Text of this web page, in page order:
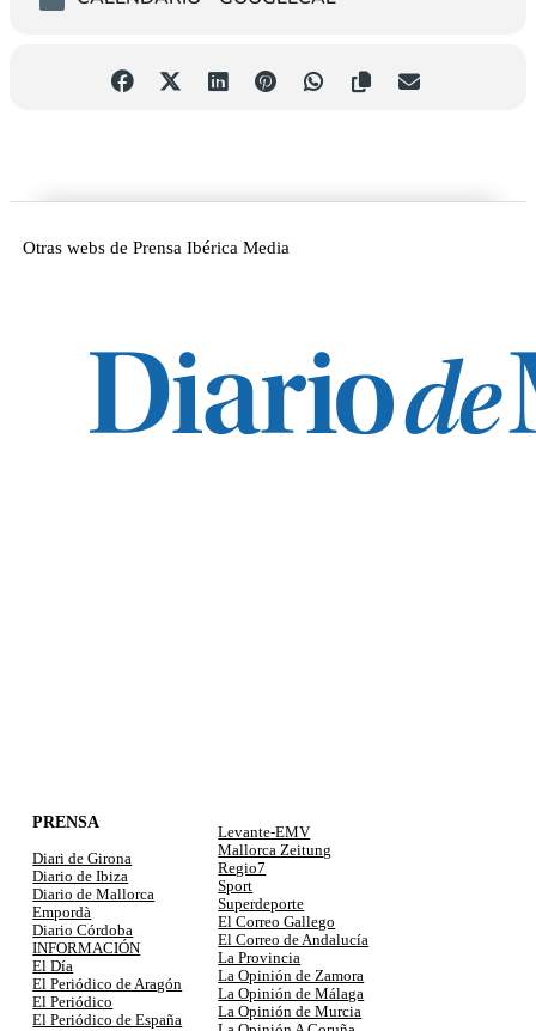
Otras webs de Prensa Ibérica Media
PRENSA
Diari de Girona
Diario de Ibiza
Diario de Mallorca
Empordà
Diario Córdoba
INFORMACIÓN
El Día
El Periódico de Aragón
El Periódico
El Periódico de España
Levante-EMV
Mallorca Zeitung
Regio7
Sport
Superdeporte
El Correo Gallego
El Correo de Andalucía
La Provincia
La Opinión de Zamora
La Opinión de Málaga
La Opinión de Murcia